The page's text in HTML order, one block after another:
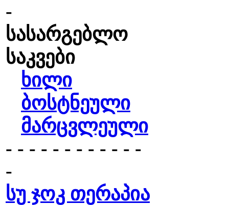
-
სასარგებლო
საკვები
ხილი
ბოსტნეული
მარცვლეული
- - - - - - - - - - - -
-
სუ ჯოკ თერაპია